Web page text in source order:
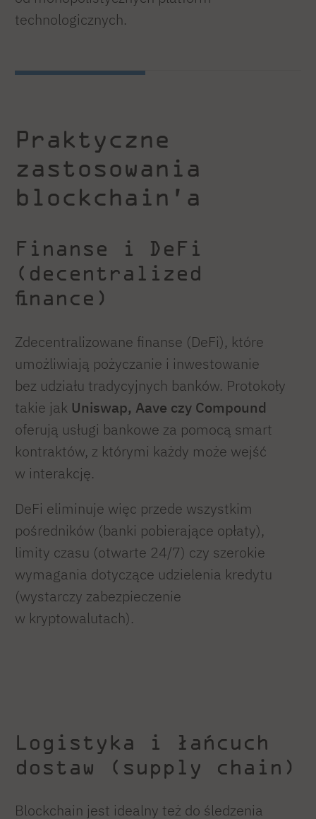
technologicznych.
Praktyczne
zastosowania
blockchain’a
Finanse i DeFi
(decentralized
finance)
Zdecentralizowane finanse (DeFi), które
umożliwiają pożyczanie i inwestowanie
bez udziału tradycyjnych banków. Protokoły
takie jak Uniswap, Aave czy Compound
oferują usługi bankowe za pomocą smart
kontraktów, z którymi każdy może wejść
w interakcję.
DeFi eliminuje więc przede wszystkim
pośredników (banki pobierające opłaty),
limity czasu (otwarte 24/7) czy szerokie
wymagania dotyczące udzielenia kredytu
(wystarczy zabezpieczenie
w kryptowalutach).
Logistyka i łańcuch
dostaw (supply chain)
Blockchain jest idealny też do śledzenia